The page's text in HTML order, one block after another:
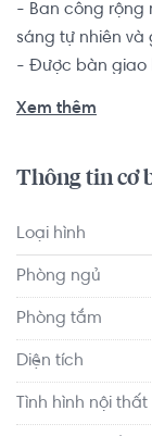
- Ban công rộng
sáng tự nhiên và
- Được bàn giao
gũi nhưng vẫn
Nội khu Charm
nhà cho cư dân:
hàng ăn uống
vui chơi cho trẻ
Xem thêm
Thông tin cơ
Loại hình
Phòng ngủ
Phòng tắm
Diện tích
Tình hình nội thất